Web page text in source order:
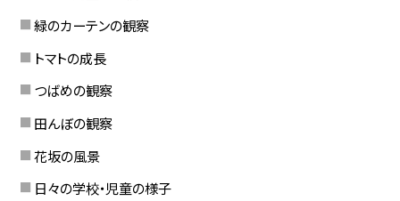
緑のカーテンの観察
トマトの成長
つばめの観察
田んぼの観察
花坂の風景
日々の学校・児童の様子